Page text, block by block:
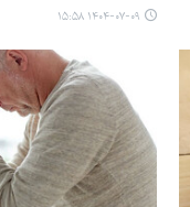
۱۴۰۴-۰۷-۰۹ ۱۵:۵۸